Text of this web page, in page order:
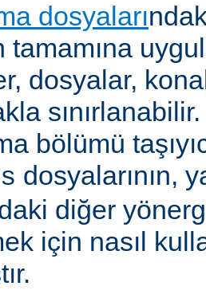
dosyaları
tamamına
dosyalar,
bölümü
dosyalarının,
diğer
için nasıl